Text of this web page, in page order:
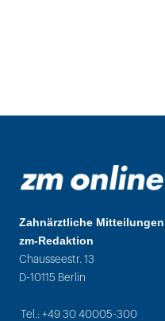
Zahnärztliche Mitteilungen
zm-Redaktion
Chausseestr. 13
D-10115 Berlin
Tel.: +49 30 40005-300